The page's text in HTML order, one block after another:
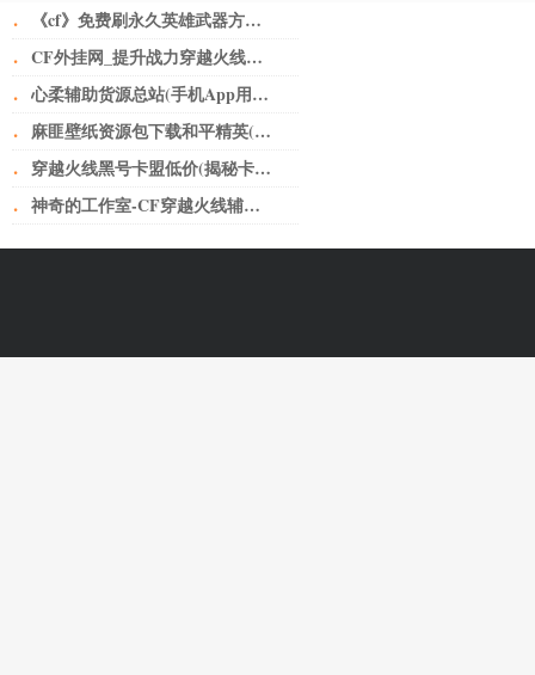
· 《cf》免费刷永久英雄武器方法介绍 刷枪最新工具分享
· CF外挂网_提升战力穿越火线小号卡盟网无人不知无人不晓。
· 心柔辅助货源总站(手机App用户“裸奔”如何破？从细化个人授权上加以规范)
· 麻匪壁纸资源包下载和平精英(让子弹飞——黄老爷离不开鹅城)
· 穿越火线黑号卡盟低价(揭秘卡盟骗局，少年，醒醒吧！)
· 神奇的工作室-CF穿越火线辅助如何给玩家刺激的快感？-神奇的工作室-CF穿越火线辅助如何给玩家刺激的快感？-问题解答-三明神奇的工作室-三明CF辅助-三明CF外挂-三明CF透视-三明CF自瞄-三明CF